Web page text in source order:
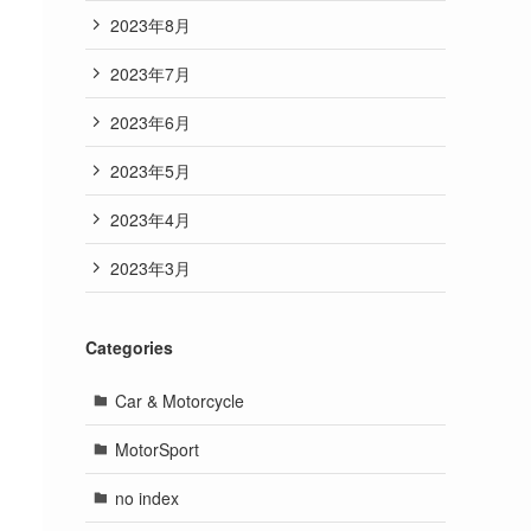
2023年8月
2023年7月
2023年6月
2023年5月
2023年4月
2023年3月
Categories
Car & Motorcycle
MotorSport
no index